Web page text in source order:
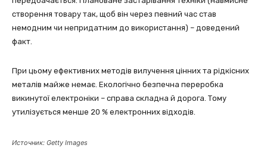
створення товару так, щоб він через певний час став
немодним чи непридатним до використання) – доведений
факт.
При цьому ефективних методів вилучення цінних та рідкісних
металів майже немає. Екологічно безпечна переробка
викинутої електроніки – справа складна й дорога. Тому
утилізується менше 20 % електронних відходів.
Источник: Getty Images